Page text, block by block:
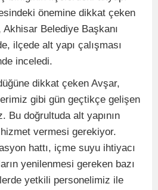
önemine dikkat çeken
Belediye Başkanı
ilçede alt yapı çalışması
inceledi.
dikkat çeken Avşar,
gibi gün geçtikçe gelişen
Bu doğrultuda alt yapının
vermesi gerekiyor.
hattı, içme suyu ihtiyacı
yenilenmesi gereken bazı
yetkili personelimiz ile